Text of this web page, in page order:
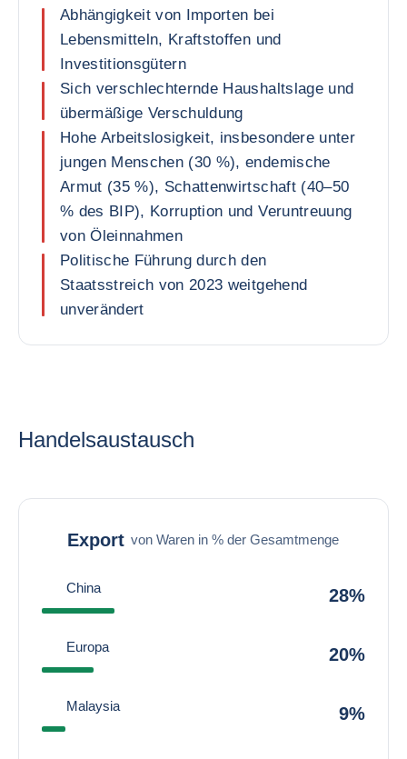
Abhängigkeit von Importen bei
Lebensmitteln, Kraftstoffen und
Investitionsgütern
Sich verschlechternde Haushaltslage und
übermäßige Verschuldung
Hohe Arbeitslosigkeit, insbesondere unter
jungen Menschen (30 %), endemische
Armut (35 %), Schattenwirtschaft (40–50
% des BIP), Korruption und Veruntreuung
von Öleinnahmen
Politische Führung durch den
Staatsstreich von 2023 weitgehend
unverändert
Handelsaustausch
Export von Waren in % der Gesamtmenge
China 28%
Europa 20%
Malaysia 9%